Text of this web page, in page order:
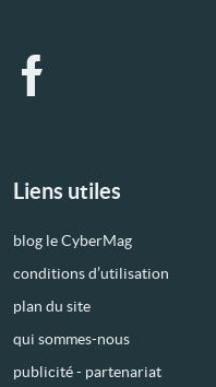
Liens utiles
blog le CyberMag
conditions d’utilisation
plan du site
qui sommes-nous
publicité - partenariat